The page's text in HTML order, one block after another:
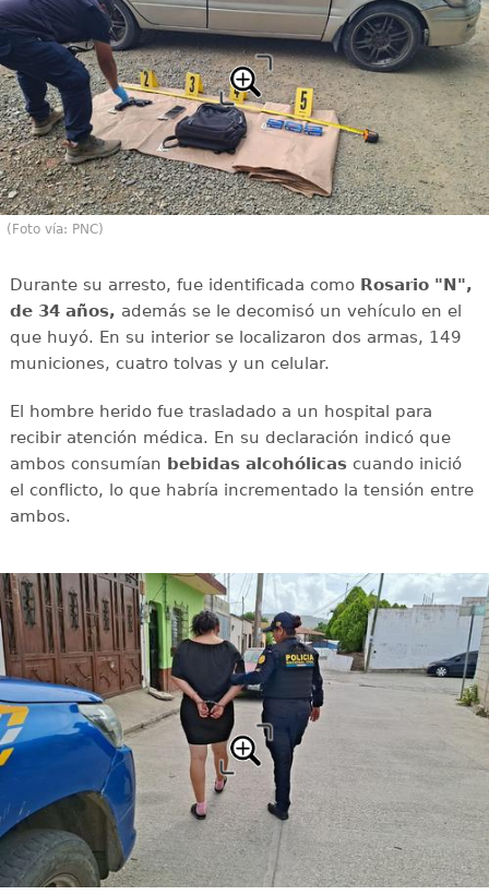
(Foto vía: PNC)
Durante su arresto, fue identificada como Rosario "N",
de 34 años, además se le decomisó un vehículo en el
que huyó. En su interior se localizaron dos armas, 149
municiones, cuatro tolvas y un celular.
El hombre herido fue trasladado a un hospital para
recibir atención médica. En su declaración indicó que
ambos consumían bebidas alcohólicascuando inició
el conflicto, lo que habría incrementado la tensión entre
ambos.